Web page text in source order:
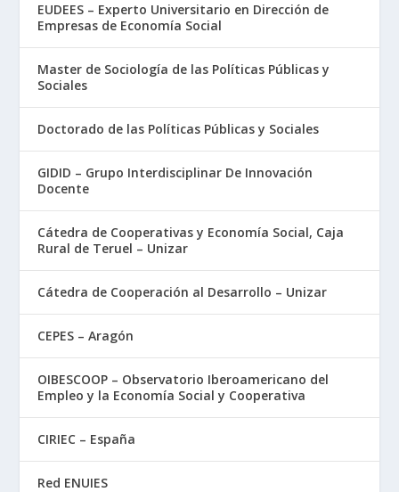
EUDEES – Experto Universitario en Dirección de
Empresas de Economía Social
Master de Sociología de las Políticas Públicas y
Sociales
Doctorado de las Políticas Públicas y Sociales
GIDID – Grupo Interdisciplinar De Innovación
Docente
Cátedra de Cooperativas y Economía Social, Caja
Rural de Teruel – Unizar
Cátedra de Cooperación al Desarrollo – Unizar
CEPES – Aragón
OIBESCOOP – Observatorio Iberoamericano del
Empleo y la Economía Social y Cooperativa
CIRIEC – España
Red ENUIES